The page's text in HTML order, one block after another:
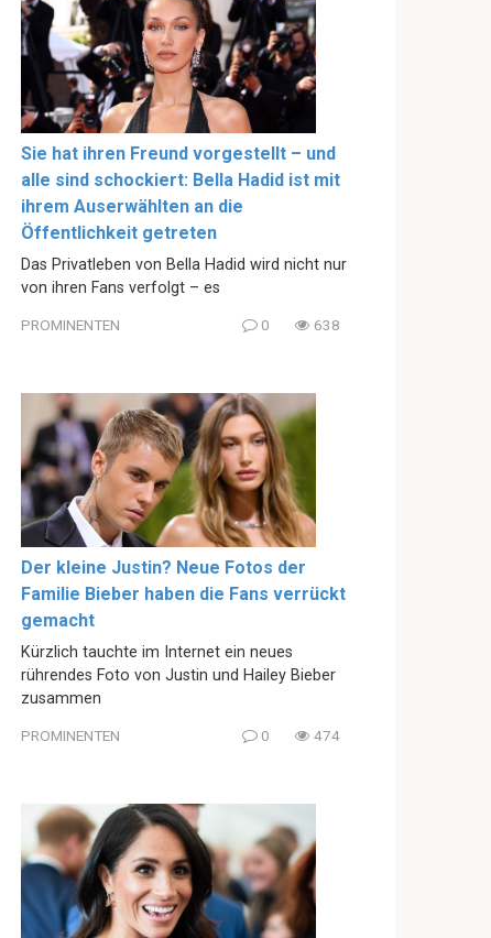
Sie hat ihren Freund vorgestellt – und
alle sind schockiert: Bella Hadid ist mit
ihrem Auserwählten an die
Öffentlichkeit getreten
Das Privatleben von Bella Hadid wird nicht nur
von ihren Fans verfolgt – es
PROMINENTEN 0 638
Der kleine Justin? Neue Fotos der
Familie Bieber haben die Fans verrückt
gemacht
Kürzlich tauchte im Internet ein neues
rührendes Foto von Justin und Hailey Bieber
zusammen
PROMINENTEN 0 474